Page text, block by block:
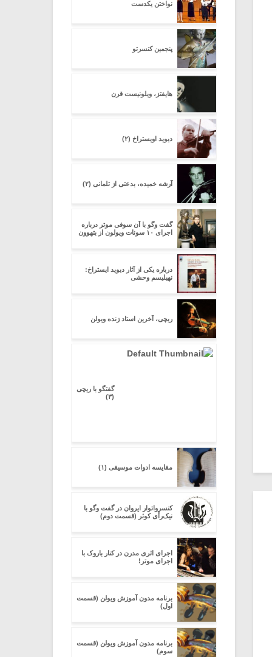
نواختن یکدست
پنجمین کنسرتو
هایفتز، ویلونیست قرن
دیوید اویستراخ (۲)
آرشه خمیده، بدعتی از تلمانی (۲)
گفت وگو با آن سوفى موتر درباره
اجراى ۱۰ سونات ویولون از بتهوون
درباره یکى از آثار دیوید ایستراخ:
نهیلیسم وحشى
ریچی، آخرین استاد زنده ویولن
گفتگو با ریچی
(۳)
مقایسه ادوات موسیقی (۱)
کنسرواتوار ایروان در گفت وگو با
نیک‌رأی کوثر (قسمت دوم)
اجرای اثری مدرن در کنار باروک با
اجرای موتر!
برنامه مدون آموزش ویولن (قسمت
اول)
برنامه مدون آموزش ویولن (قسمت
سوم)